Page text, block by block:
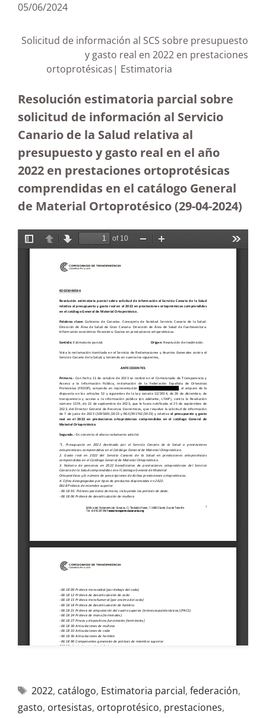
05/06/2024
Solicitud de información al SCS sobre presupuesto
y gasto real en 2022 en prestaciones
ortoprotésicas| Estimatoria
Resolución estimatoria parcial sobre
solicitud de información al Servicio
Canario de la Salud relativa al
presupuesto y gasto real en el año
2022 en prestaciones ortoprotésicas
comprendidas en el catálogo General
de Material Ortoprotésico(29-04-2024)
2022, catálogo, Estimatoria parcial, federación,
gasto, ortesistas, ortoprotésico, prestaciones,